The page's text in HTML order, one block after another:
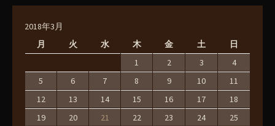
2018年3月
月
火 水 木 金 土 日
1 2 3
4
5
6 7 8 9 10
11
12
13 14 15 16 17
18
19
20 21 22 23 24
25